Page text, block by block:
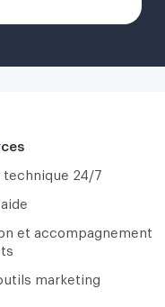
technique 24/7
et accompagnement
marketing